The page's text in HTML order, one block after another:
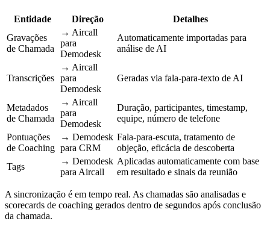
Entidade Direção
Detalhes
Gravações
de Chamada
→ Aircall
para
Demodesk
Automaticamente importadas para
análise de AI
Transcrições
→ Aircall
para
Demodesk
Geradas via fala-para-texto de AI
Metadados
de Chamada
→ Aircall
para
Demodesk
Duração, participantes, timestamp,
equipe, número de telefone
Pontuações
de Coaching
→ Demodesk
para CRM
Fala-para-escuta, tratamento de
objeção, eficácia de descoberta
Tags
→ Demodesk
para Aircall
Aplicadas automaticamente com base
em resultado e sinais da reunião
A sincronização é em tempo real. As chamadas são analisadas e
scorecards de coaching gerados dentro de segundos após conclusão
da chamada.